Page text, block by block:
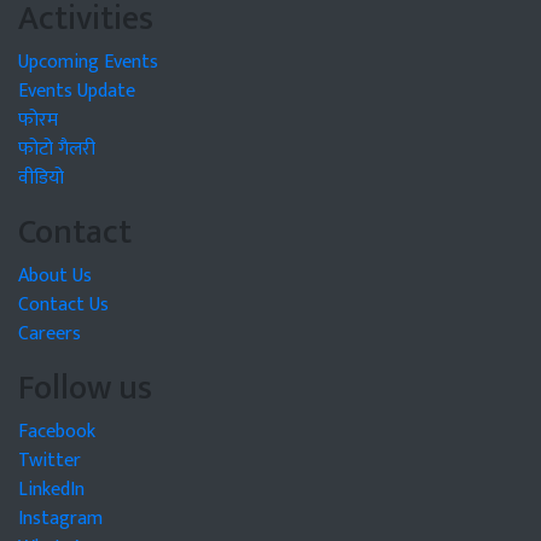
Activities
Upcoming Events
Events Update
फोरम
फोटो गैलरी
वीडियो
Contact
About Us
Contact Us
Careers
Follow us
Facebook
Twitter
LinkedIn
Instagram